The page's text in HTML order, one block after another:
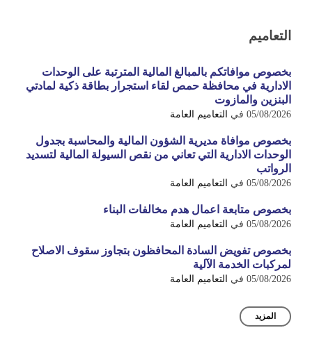
التعاميم
بخصوص موافاتكم بالمبالغ المالية المترتبة على الوحدات
الادارية في محافظة حمص لقاء استجرار بطاقة ذكية لمادتي
البنزين والمازوت
05/08/2026 في التعاميم العامة
بخصوص موافاة مديرية الشؤون المالية والمحاسبة بجدول
الوحدات الادارية التي تعاني من نقص السيولة المالية لتسديد
الرواتب
05/08/2026 في التعاميم العامة
بخصوص متابعة اعمال هدم مخالفات البناء
05/08/2026 في التعاميم العامة
بخصوص تفويض السادة المحافظون بتجاوز سقوف الاصلاح
لمركبات الخدمة الآلية
05/08/2026 في التعاميم العامة
المزيد